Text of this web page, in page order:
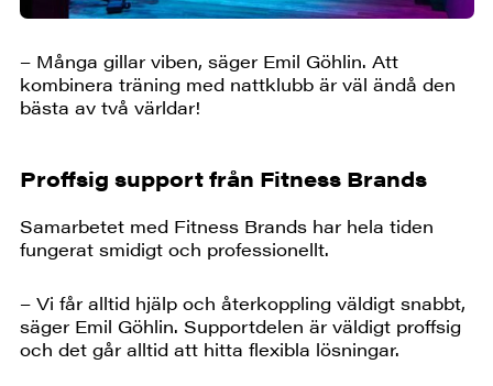
– Många gillar viben, säger Emil Göhlin. Att
kombinera träning med nattklubb är väl ändå den
bästa av två världar!
Proffsig support från Fitness Brands
Samarbetet med Fitness Brands har hela tiden
fungerat smidigt och professionellt.
– Vi får alltid hjälp och återkoppling väldigt snabbt,
säger Emil Göhlin. Supportdelen är väldigt proffsig
och det går alltid att hitta flexibla lösningar.